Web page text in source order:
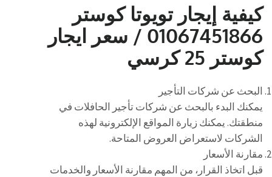
كيفية إيجار تويوتا كوستر
01067451866 / سعر ايجار
كوستر 25 كرسي
البحث عن شركات التأجير
يمكنك البدء بالبحث عن شركات تأجير الحافلات في
منطقتك. يمكنك زيارة المواقع الإلكترونية لهذه
الشركات لاستعراض العروض المتاحة.
مقارنة الأسعار
قبل اتخاذ القرار، من المهم مقارنة الأسعار والخدمات